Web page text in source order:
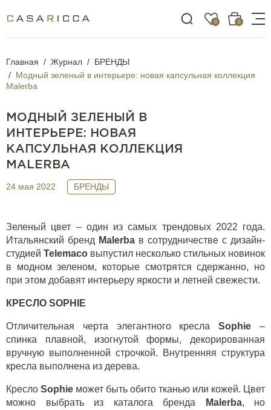
0 0
Главная Журнал
БРЕНДЫ
Модный зеленый в интерьере: новая капсульная коллекция
Malerba
МОДНЫЙ ЗЕЛЕНЫЙ В
ИНТЕРЬЕРЕ: НОВАЯ
КАПСУЛЬНАЯ КОЛЛЕКЦИЯ
MALERBA
24 мая 2022 БРЕНДЫ
Зеленый цвет – один из самых трендовых 2022 года.
Итальянский бренд Malerba в сотрудничестве с дизайн-
студией Telemaco выпустил несколько стильных новинок
в модном зеленом, которые смотрятся сдержанно, но
при этом добавят интерьеру яркости и летней свежести.
КРЕСЛО SOPHIE
Отличительная черта элегантного креслаSophie
–
спинка плавной, изогнутой формы, декорированная
вручную выполненной строчкой. Внутренняя структура
кресла выполнена из дерева.
Кресло Sophie может быть обито тканью или кожей. Цвет
можно выбрать из каталога бренда
Malerba, но